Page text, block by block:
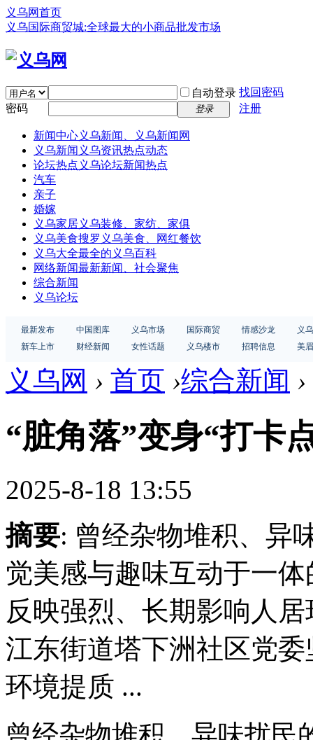
义乌网首页
义乌国际商贸城:全球最大的小商品批发市场
自动登录 找回密码
密码
登录 注册
新闻中心义乌新闻、义乌新闻网
义乌新闻 义乌资讯热点动态
论坛热点 义乌论坛新闻热点
汽车
亲子
婚嫁
义乌家居义乌装修、家纺、家俱
义乌美食搜罗义乌美食、网红餐饮
义乌大全最全的义乌百科
网络新闻最新新闻、社会聚焦
综合新闻
义乌论坛
最新发布 中国图库 义乌市场 国际商贸 情感沙龙
义
新车上市
财经新闻 女性话题 义乌楼市 招聘信息 美
义乌网 › 首页 ›综合新闻 ›
“脏角落”变身“打卡
2025-8-18 13:55
摘要: 曾经杂物堆积、异
觉美感与趣味互动于一
反映强烈、长期影响人
江东街道塔下洲社区党
环境提质 ...